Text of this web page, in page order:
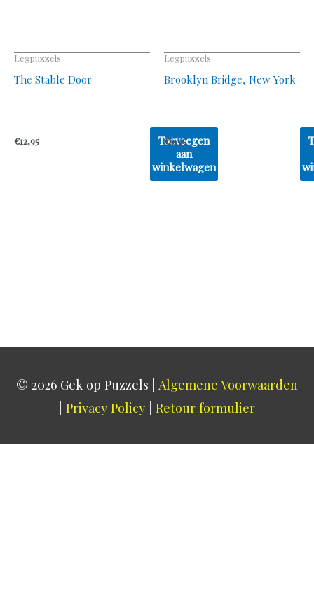
Legpuzzels
The Stable Door
€12,95
Toevoegen
aan
winkelwagen
Legpuzzels
Brooklyn Bridge, New York
€9,95
© 2026 Gek op Puzzels
Algemene Voorwaarden
Privacy Policy Retour formulier